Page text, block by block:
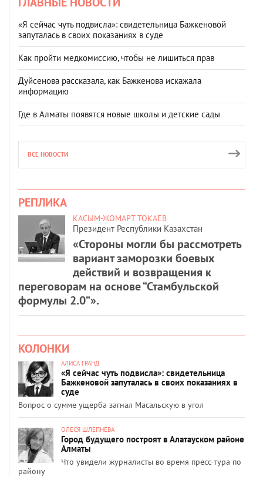
«Я сейчас чуть подвисла»: свидетельница Бажкеновой
запуталась в своих показаниях в суде
Как пройти медкомиссию, чтобы не лишиться прав
Дуйсенова рассказала, как Бажкенова искажала
информацию
Где в Алматы появятся новые школы и детские сады
ВСЕ НОВОСТИ
РЕПЛИКА
КАСЫМ-ЖОМАРТ ТОКАЕВ
Президент Республики Казахстан
«Стороны могли бы рассмотреть
вариант заморозки боевых
действий и возвращения к
переговорам на основе “Стамбульской
формулы 2.0”».
КОЛОНКИ
АЛИСА ГРАНД
«Я сейчас чуть подвисла»: свидетельница
Бажкеновой запуталась в своих показаниях в
суде
Вопрос о сумме ущерба загнал Масальскую в угол
ОЛЕСЯ ШЛЕПНЕВА
Город будущего построят в Алатауском районе
Алматы
Что увидели журналисты во время пресс-тура по
району